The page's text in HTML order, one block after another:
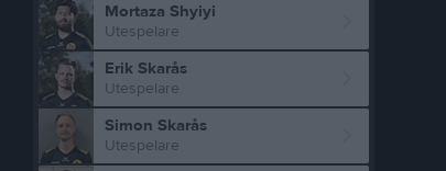
Mortaza Shyiyi
Utespelare
Erik Skarås
Utespelare
Simon Skarås
Utespelare